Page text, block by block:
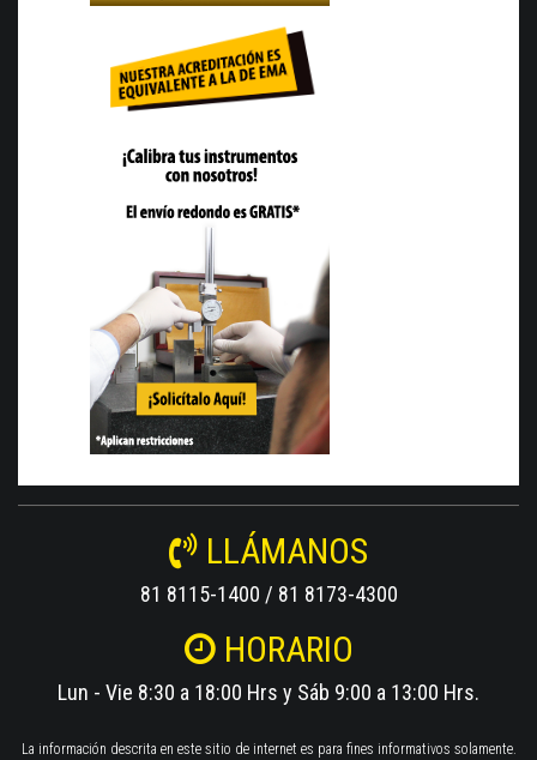
LLÁMANOS
81 8115-1400 / 81 8173-4300
HORARIO
Lun - Vie 8:30 a 18:00 Hrs y Sáb 9:00 a 13:00 Hrs.
La información descrita en este sitio de internet es para fines informativos solamente.